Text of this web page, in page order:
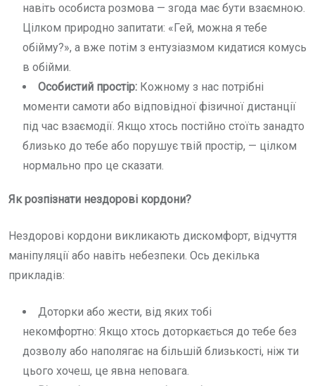
навіть особиста розмова — згода має бути взаємною.
Цілком природно запитати: «Гей, можна я тебе
обійму?», а вже потім з ентузіазмом кидатися комусь
в обійми.
Особистий простір: Кожному з нас потрібні
моменти самоти або відповідної фізичної дистанції
під час взаємодії. Якщо хтось постійно стоїть занадто
близько до тебе або порушує твій простір, — цілком
нормально про це сказати.
Як розпізнати нездорові кордони?
Нездорові кордони викликають дискомфорт, відчуття
маніпуляції або навіть небезпеки. Ось декілька
прикладів:
Доторки або жести, від яких тобі
некомфортно: Якщо хтось доторкається до тебе без
дозволу або наполягає на більшій близькості, ніж ти
цього хочеш, це явна неповага.